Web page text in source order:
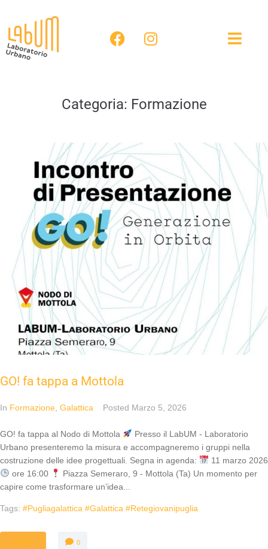
Categoria: Formazione
GO! fa tappa a Mottola
In Formazione Galattica Posted Marzo 5, 2026
GO! fa tappa al Nodo di Mottola
Presso il LabUM - Laboratorio
Urbano presenteremo la misura e accompagneremo i gruppi nella
costruzione delle idee progettuali. Segna in agenda:
11 marzo 2026
ore 16:00
Piazza Semeraro, 9 - Mottola (Ta) Un momento per
capire come trasformare un’idea...
Tags: #pugliagalattica #galattica #retegiovanipuglia
0